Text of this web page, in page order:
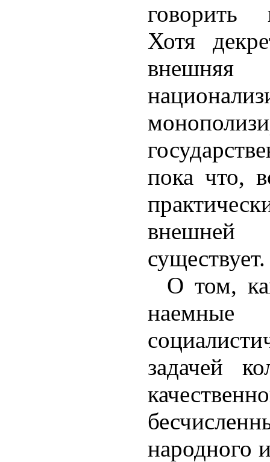
говорить
Хотя
пока что,
внешней
существует.
О том,
задачей
народного